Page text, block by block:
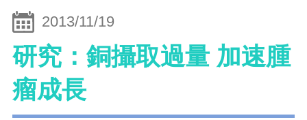
2013/11/19
研究：銅攝取過量 加速腫
瘤成長